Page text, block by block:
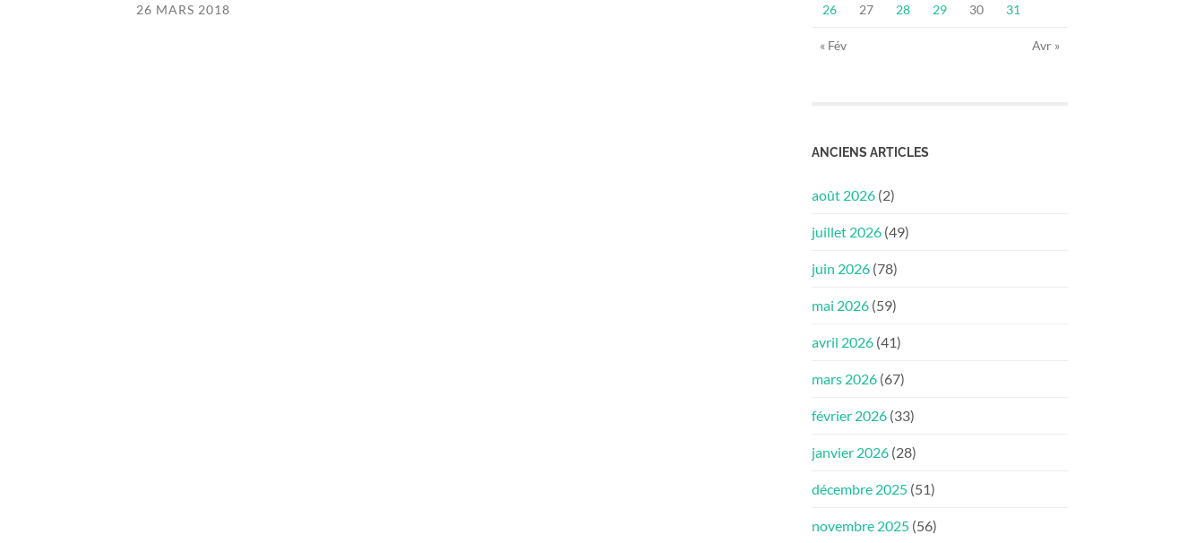
26 MARS 2018 26 27 28 29 30 31
« Fév Avr »
ANCIENS ARTICLES
août 2026 (2)
juillet 2026 (49)
juin 2026 (78)
mai 2026 (59)
avril 2026 (41)
mars 2026 (67)
février 2026 (33)
janvier 2026 (28)
décembre 2025 (51)
novembre 2025 (56)